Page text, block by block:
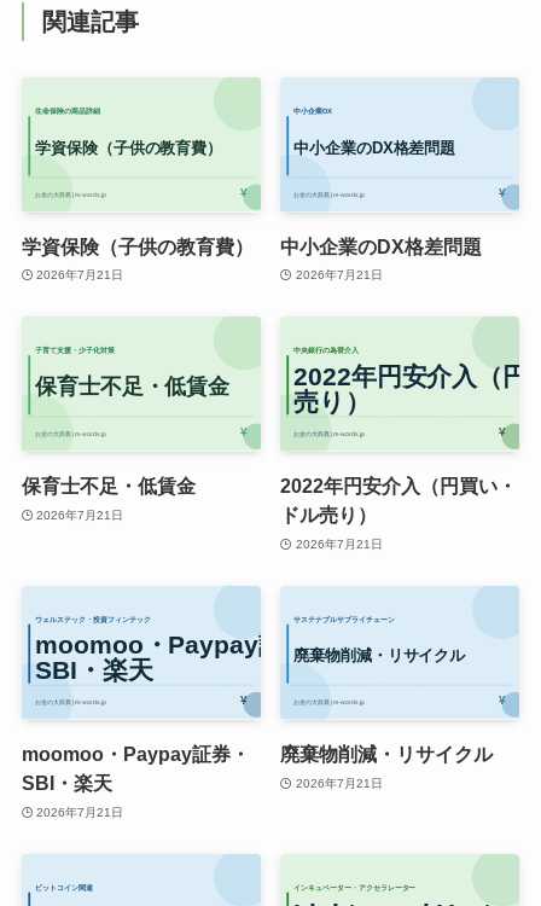
関連記事
学資保険（子供の教育費）
2026年7月21日
中小企業のDX格差問題
2026年7月21日
保育士不足・低賃金
2026年7月21日
2022年円安介入（円買い・
ドル売り）
2026年7月21日
moomoo・Paypay証券・
SBI・楽天
2026年7月21日
廃棄物削減・リサイクル
2026年7月21日